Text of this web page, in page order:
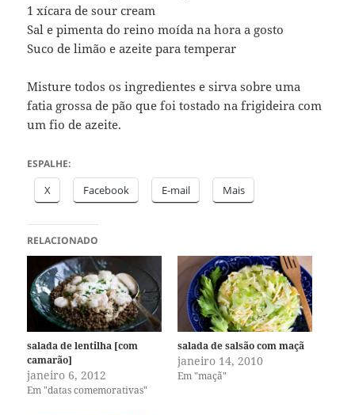
1 xícara de sour cream
Sal e pimenta do reino moída na hora a gosto
Suco de limão e azeite para temperar
Misture todos os ingredientes e sirva sobre uma
fatia grossa de pão que foi tostado na frigideira com
um fio de azeite.
ESPALHE:
X Facebook E-mail Mais
RELACIONADO
salada de lentilha [com
camarão]
janeiro 6, 2012
Em "datas comemorativas"
salada de salsão com maçã
janeiro 14, 2010
Em "maçã"